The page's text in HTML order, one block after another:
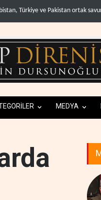
Arabistan'dan petrol ithalatını 40
MEDYA